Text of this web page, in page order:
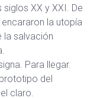
XX y XXI. De
la utopía
la salvación
Para llegar.
del
claro.